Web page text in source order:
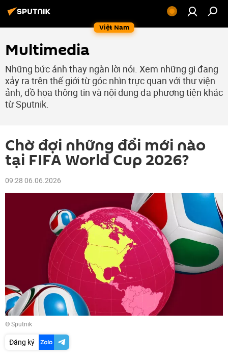
Việt Nam
Multimedia
Những bức ảnh thay ngàn lời nói. Xem những gì đang
xảy ra trên thế giới từ góc nhìn trực quan với thư viện
ảnh, đồ họa thông tin và nội dung đa phương tiện khác
từ Sputnik.
Chờ đợi những đổi mới nào
tại FIFA World Cup 2026?
09:28 06.06.2026
© Sputnik
Đăng ký